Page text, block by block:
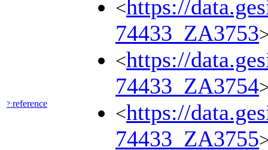
?:reference
<https://
74433_ZA3753
<https://
74433_ZA3754
<https://
74433_ZA3755